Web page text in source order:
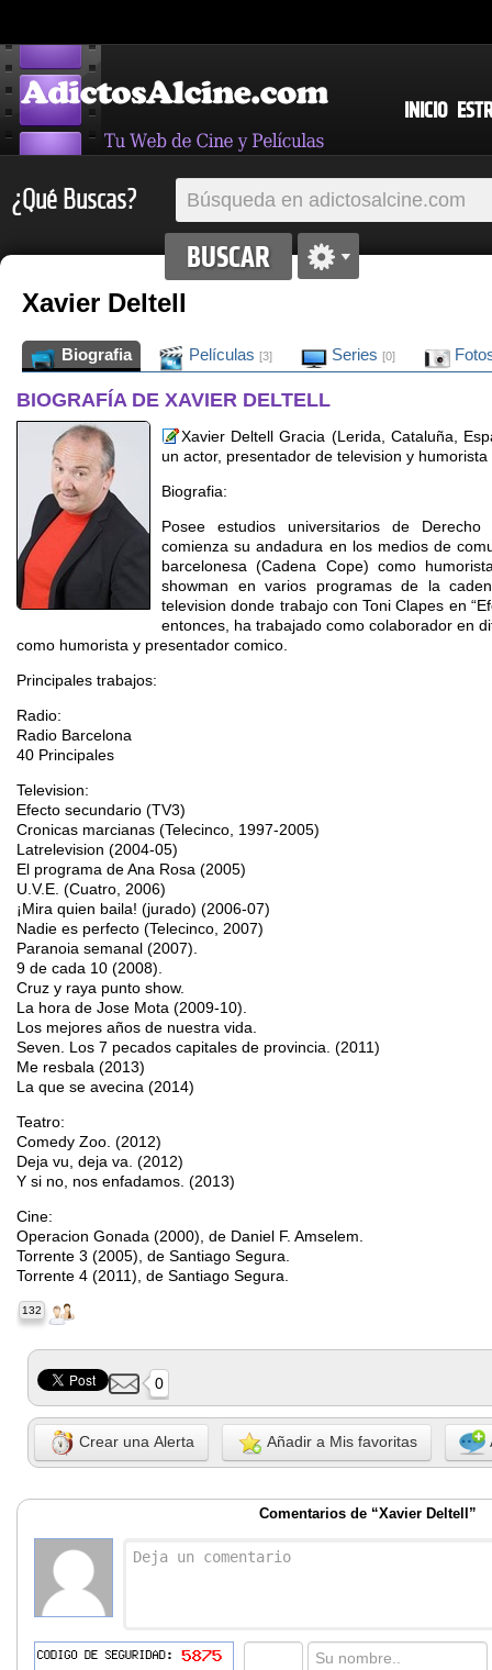
INICIO
¿Qué Buscas?
Xavier Deltell
Biografia Películas [3] Series [0]
BIOGRAFÍA DE XAVIER DELTELL
Xavier Deltell Gracia (Lerida, Cataluña,
un actor, presentador de television y humorista
Biografia:
Posee estudios universitarios de
comienza su andadura en los medios de
barcelonesa (Cadena Cope) como
showman en varios programas de la
television donde trabajo con Toni Clapes en
entonces, ha trabajado como colaborador en
como humorista y presentador comico.
Principales trabajos:
Radio:
Radio Barcelona
40 Principales
Television:
Efecto secundario (TV3)
Cronicas marcianas (Telecinco, 1997-2005)
Latrelevision (2004-05)
El programa de Ana Rosa (2005)
U.V.E. (Cuatro, 2006)
¡Mira quien baila! (jurado) (2006-07)
Nadie es perfecto (Telecinco, 2007)
Paranoia semanal (2007).
9 de cada 10 (2008).
Cruz y raya punto show.
La hora de Jose Mota (2009-10).
Los mejores años de nuestra vida.
Seven. Los 7 pecados capitales de provincia. (2011)
Me resbala (2013)
La que se avecina (2014)
Teatro:
Comedy Zoo. (2012)
Deja vu, deja va. (2012)
Y si no, nos enfadamos. (2013)
Cine:
Operacion Gonada (2000), de Daniel F. Amselem.
Torrente 3 (2005), de Santiago Segura.
Torrente 4 (2011), de Santiago Segura.
132
0
Crear una Alerta Añadir a Mis favoritas
Comentarios de “Xavier Deltell”